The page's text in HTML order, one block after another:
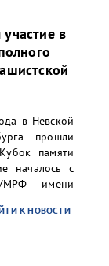
в
в Невской
прошли
памяти
началось с
имени
К НОВОСТИ